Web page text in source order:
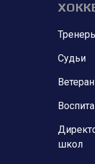
Судьи
школ